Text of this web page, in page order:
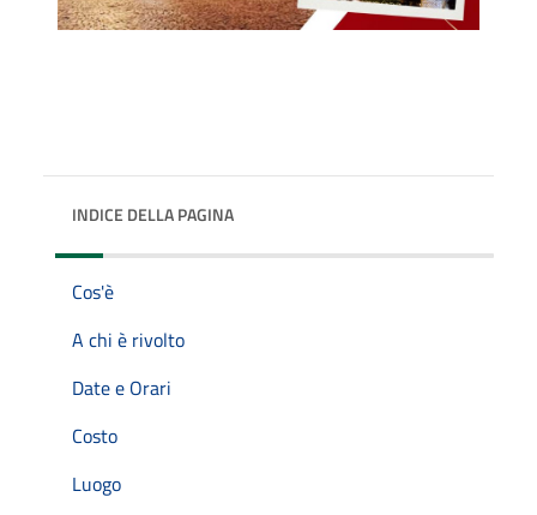
INDICE DELLA PAGINA
Cos'è
A chi è rivolto
Date e Orari
Costo
Luogo